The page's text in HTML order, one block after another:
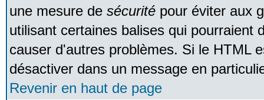
une mesure de sécurité pour éviter aux
utilisant certaines balises qui pourraient
causer d'autres problèmes. Si le HTML
désactiver dans un message en
Revenir en haut de page